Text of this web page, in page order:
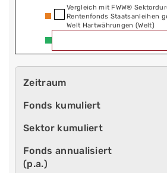
Vergleich mit FWW®
Rentenfonds Staatsanleihen
Welt Hartwährungen (Welt)